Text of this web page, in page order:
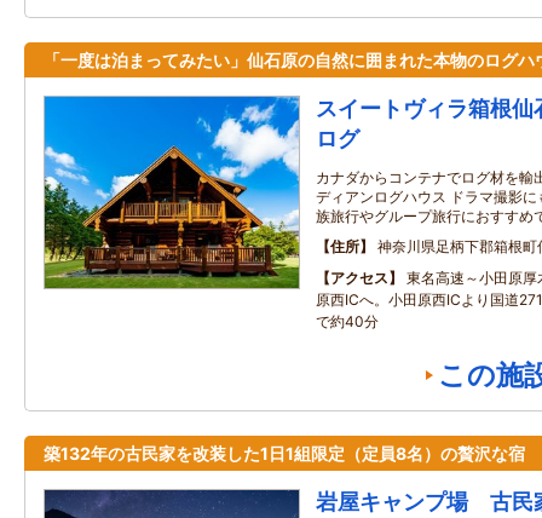
「一度は泊まってみたい」仙石原の自然に囲まれた本物のログハ
スイートヴィラ箱根
ログ
カナダからコンテナでログ材を輸
ディアンログハウス ドラマ撮影
族旅行やグループ旅行におすすめ
住所
神奈川県足柄下郡箱根
アクセス
東名高速～小田原
原西ICへ。小田原西ICより国道
で約40分
この施
築132年の古民家を改装した1日1組限定（定員8名）の贅沢な宿
岩屋キャンプ場 古民